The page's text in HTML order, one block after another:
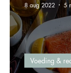
Voeding &
8 aug 2022 5